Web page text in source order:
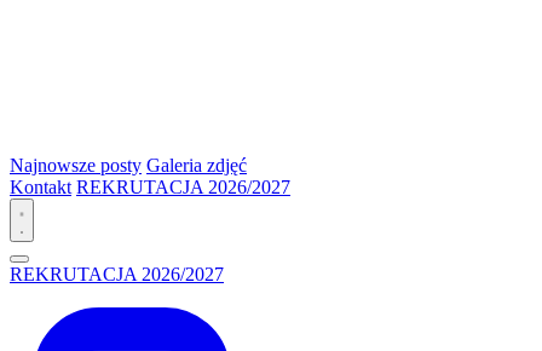
Najnowsze posty Galeria zdjęć
Kontakt REKRUTACJA 2026/2027
REKRUTACJA 2026/2027